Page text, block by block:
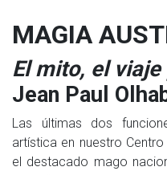
MAGIA
El mito, el
Jean Paul
Las últimas dos
artística en nuestro
el destacado mago